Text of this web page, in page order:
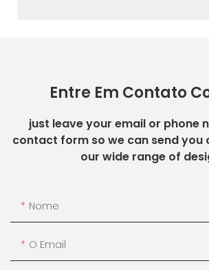
Entre Em Contato
just leave your email or phone
contact form so we can send you
our wide range of
Nome
O Email